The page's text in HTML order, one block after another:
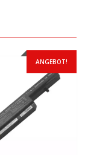
ANGEBOT!